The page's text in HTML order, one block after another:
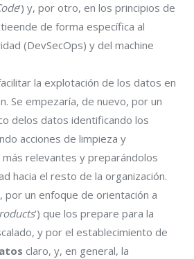
‘) y, por otro, en los principios de
de forma específica al
(DevSecOps) y del machine
la explotación de los datos en
Se empezaría, de nuevo, por un
delos datos identificando los
acciones de limpieza y
relevantes y preparándolos
hacia el resto de la organización.
por un enfoque de orientación a
‘) que los prepare para la
y por el establecimiento de
claro, y, en general, la